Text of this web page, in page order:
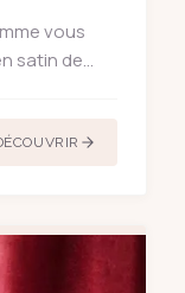
vous
satin de